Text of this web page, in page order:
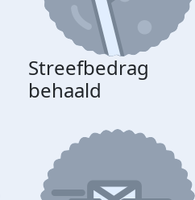
Streefbedrag
behaald